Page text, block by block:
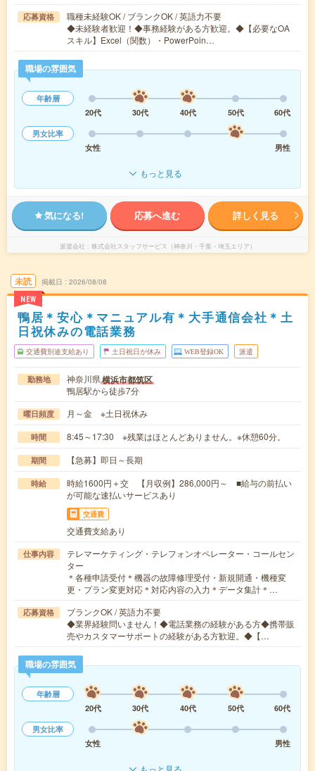
応募資格
職種未経験OK / ブランクOK / 英語力不要
◆未経験者歓迎！◆事務経験がある方歓迎。◆【必要なOA
スキル】Excel（関数）・PowerPoin…
職場の雰囲気
年齢層
20代
30代 40代 50代
60代
男女比率
女性
男性
もっと見る
気になる! 応募へ進む 詳しく見る
派遣会社 株式会社スタッフサービス（神奈川・千葉・埼玉エリア）
未読
NEW
掲載日 2026/08/08
鴨居＊安心＊マニュアル有＊大手通信会社＊土
日祝休みの電話業務
交通費別途支給あり 土日祝日が休み WEB登録OK 派遣
勤務地 神奈川県横浜市都筑区
鴨居駅から徒歩7分
曜日頻度 月～金 ※土日祝休み
時間 8:45～17:30 ※残業はほとんどありません。※休憩60分。
期間 【急募】即日～長期
時給
時給1600円＋交 【月収例】286,000円～ ■給与の前払い
が可能な速払いサービスあり
交通費
交通費支給あり
仕事内容
テレマーケティング・テレフォンオペレーター・コールセン
ター
＊各種申請受付＊機器の故障修理受付・新規開通・機種変
更・プラン変更対応＊対応内容の入力＊データ集計＊…
応募資格
ブランクOK / 英語力不要
◆業界経験問いません！◆電話業務の経験がある方◆携帯販
売やカスタマーサポートの経験がある方歓迎。◆【…
職場の雰囲気
年齢層
20代
30代 40代 50代
60代
男女比率
女性
男性